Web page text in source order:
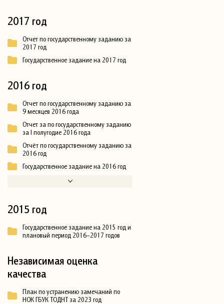
2017 год
Отчет по государственному заданию за
2017 год
Государственное задание на 2017 год
2016 год
Отчет по государственному заданию за
9 месяцев 2016 года
Отчет за по государственному заданию
за I полугодие 2016 года
Отчёт по государственному заданию за
2016 год
Государственное задание на 2016 год
2015 год
Государственное задание на 2015 год и
плановый период 2016–2017 годов
Независимая оценка
качества
План по устранению замечаний по
НОК ГБУК ТОДНТ за 2023 год